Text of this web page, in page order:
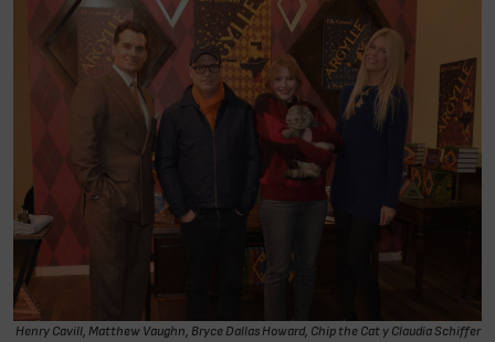
Henry Cavill, Matthew Vaughn, Bryce Dallas Howard, Chip the Cat y Claudia Schiffer